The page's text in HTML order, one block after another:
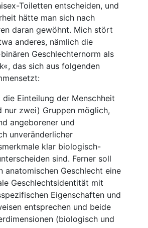
Toiletten entscheiden, und
hätte man sich nach
daran gewöhnt. Mich stört
anderes, nämlich die
Geschlechternorm als
das sich aus folgenden
die Einteilung der Menschheit
nur zwei) Gruppen möglich,
angeborener und
unveränderlicher
klar biologisch-
sind. Ferner soll
anatomischen Geschlecht eine
Geschlechtsidentität mit
Eigen­schaften und
entsprechen und beide
(biologisch und